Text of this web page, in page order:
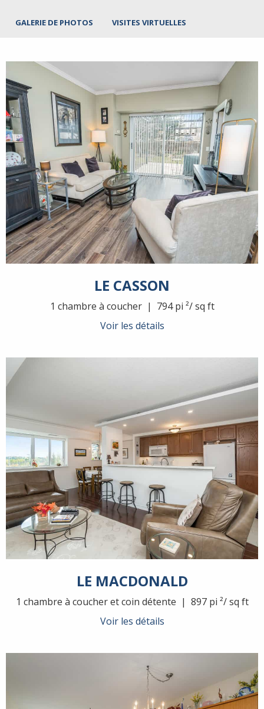
GALERIE DE PHOTOS VISITES VIRTUELLES
LE CASSON
1 chambre à coucher | 794 pi ²/ sq ft
Voir les détails
LE MACDONALD
1 chambre à coucher et coin détente | 897 pi ²/ sq ft
Voir les détails